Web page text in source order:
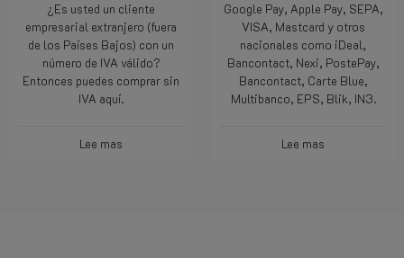
¿Es usted un cliente
empresarial extranjero (fuera
de los Países Bajos) con un
número de IVA válido?
Entonces puedes comprar sin
IVA aquí.
Lee mas
Google Pay, Apple Pay, SEPA,
VISA, Mastcard y otros
nacionales como iDeal,
Bancontact, Nexi, PostePay,
Bancontact, Carte Blue,
Multibanco, EPS, Blik, IN3.
Lee mas